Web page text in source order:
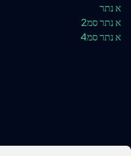
א נתר
א נתר סמ2
א נתר סמ4